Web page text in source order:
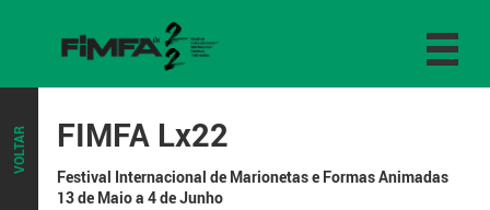
VOLTAR FIMFA Lx22
Festival Internacional de Marionetas e Formas Animadas
13 de Maio a 4 de Junho